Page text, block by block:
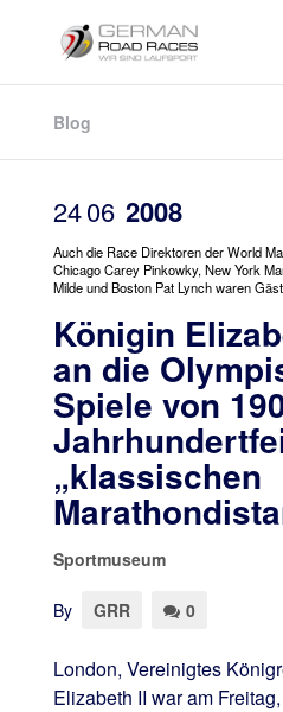
Blog
2406 2008
Auch die Race Direktoren der World
Chicago Carey Pinkowky, New York
Milde und Boston Pat Lynch waren
Königin
an die
Spiele von
„klassischen
Sportmuseum
By GRR 0
London, Vereinigtes
Elizabeth II war am